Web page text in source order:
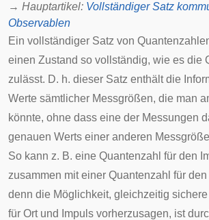
→ Hauptartikel: Vollständiger Satz
Observablen
Ein vollständiger Satz von
einen Zustand so vollständig, wie es die
zulässt. D. h. dieser Satz enthält die
Werte sämtlicher Messgrößen, die man
könnte, ohne dass eine der Messungen
genauen Werts einer anderen
So kann z. B. eine Quantenzahl für den
zusammen mit einer Quantenzahl für den
denn die Möglichkeit, gleichzeitig
für Ort und Impuls vorherzusagen, ist